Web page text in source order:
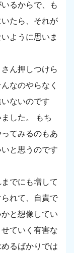
るからで、も
たら、それが
ように思いま
ん押しつけら
なのやらなく
ないのです
した。 もち
てみるのもあ
と思うのです
でにも増して
れて、自責で
と想像してい
ていく有害な
るばかりでは